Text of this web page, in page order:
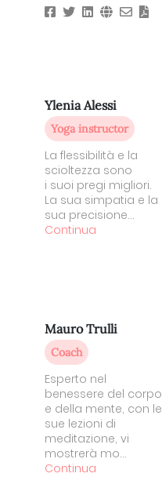
Ylenia Alessi
Yoga instructor
La flessibilità e la
scioltezza sono
i suoi pregi migliori.
La sua simpatia e la
sua precisione...
Continua
Mauro Trulli
Coach
Esperto nel
benessere del corpo
e della mente, con le
sue lezioni di
meditazione, vi
mostrerà mo...
Continua